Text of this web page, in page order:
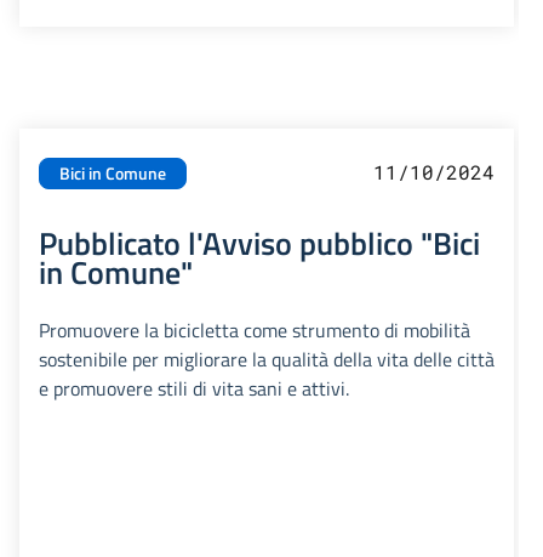
Bici in Comune 11/10/2024
Pubblicato l'Avviso pubblico "Bici
in Comune"
Promuovere la bicicletta come strumento di mobilità
sostenibile per migliorare la qualità della vita delle città
e promuovere stili di vita sani e attivi.